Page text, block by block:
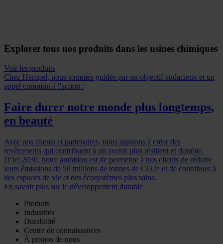
Explorez tous nos produits dans les usines chimiques
Voir les produits
Chez Hempel, nous sommes guidés par un objectif audacieux et un
appel commun à l'action :
Faire durer notre monde plus longtemps,
en beauté
Avec nos clients et partenaires, nous aspirons à créer des
revêtements qui contribuent à un avenir plus résilient et durable.
D’ici 2030, notre ambition est de permettre à nos clients de réduire
leurs émissions de 50 millions de tonnes de CO2e et de contribuer à
des espaces de vie et des écosystèmes plus sains.
En savoir plus sur le développement durable
Produits
Industries
Durabilité
Centre de connaissances
À propos de nous